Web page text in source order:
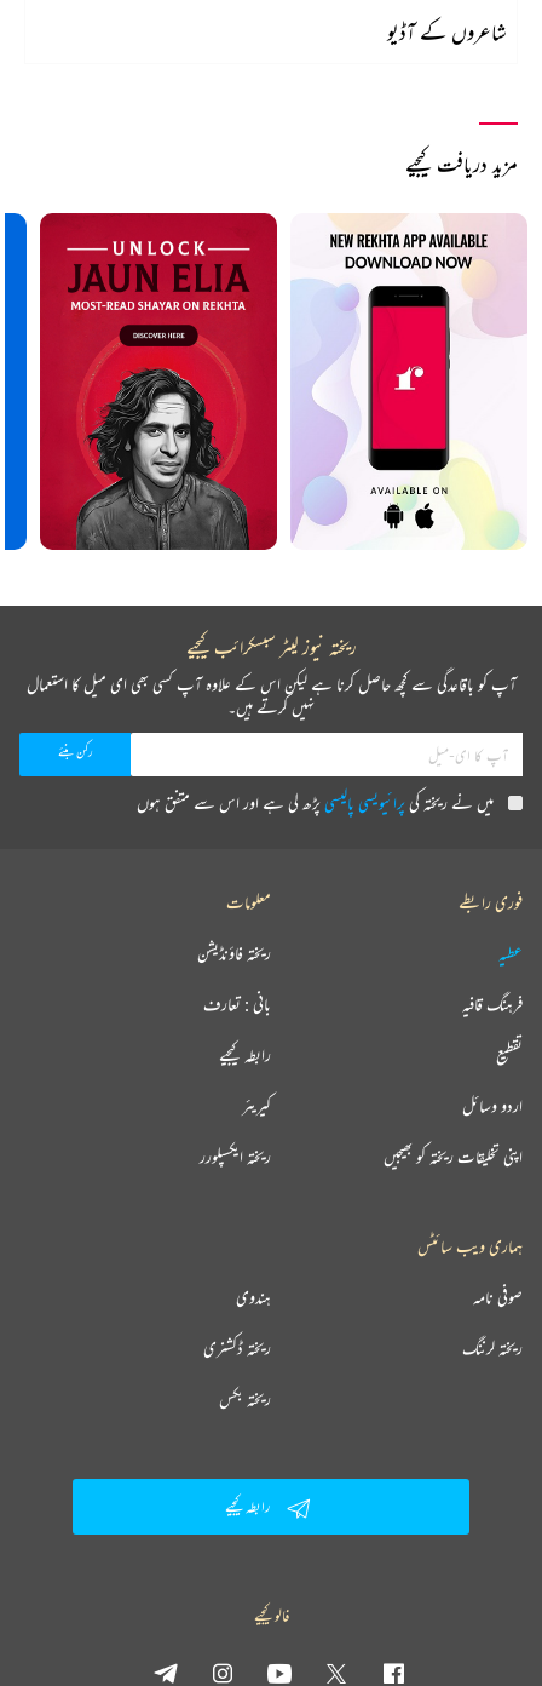
شاعروں کے آڈیو
مزید دریافت کیجیے
ریختہ نیوز لیٹر سبسکرائب کیجیے
آپ کو باقاعدگی سے کچھ حاصل کرنا ہے لیکن اس کے علاوہ آپ کسی بھی ای میل کا استعمال
نہیں کرتے ہیں۔
میں نے ریختہ کیپرائیویسی پالیسیپڑھ لی ہے اور اس سے متفق ہوں
فوری رابطے
عطیہ
فرہنگ قافیہ
تقطیع
اردو وسائل
اپنی تخلیقات ریختہ کو بھیجیں
معلومات
ریختہ فاؤنڈیشن
بانی : تعارف
رابطہ کیجیے
کیریئر
ریختہ ایکسپلورر
ہماری ویب سائٹس
ہندوی صوفی نامہ
ریختہ ڈکشنری ریختہ لرننگ
ریختہ بکس
رابطہ کیجیے
فالو کیجیے